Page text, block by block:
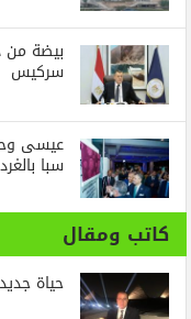
بيضة من
سركيس
عيسى
سبا
كاتب ومقال
حياة